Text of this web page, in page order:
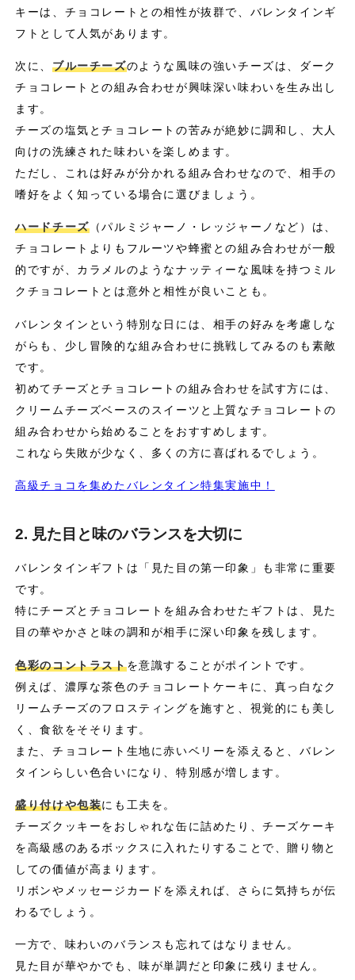
キーは、チョコレートとの相性が抜群で、バレンタインギ
フトとして人気があります。
次に、 ブルーチーズのような風味の強いチーズは、ダーク
チョコレートとの組み合わせが興味深い味わいを生み出し
ます。
チーズの塩気とチョコレートの苦みが絶妙に調和し、大人
向けの洗練された味わいを楽しめます。
ただし、これは好みが分かれる組み合わせなので、相手の
嗜好をよく知っている場合に選びましょう。
ハードチーズ（パルミジャーノ・レッジャーノなど）は、
チョコレートよりもフルーツや蜂蜜との組み合わせが一般
的ですが、カラメルのようなナッティーな風味を持つミル
クチョコレートとは意外と相性が良いことも。
バレンタインという特別な日には、相手の好みを考慮しな
がらも、少し冒険的な組み合わせに挑戦してみるのも素敵
です。
初めてチーズとチョコレートの組み合わせを試す方には、
クリームチーズベースのスイーツと上質なチョコレートの
組み合わせから始めることをおすすめします。
これなら失敗が少なく、多くの方に喜ばれるでしょう。
高級チョコを集めたバレンタイン特集実施中！
2. 見た目と味のバランスを大切に
バレンタインギフトは「見た目の第一印象」も非常に重要
です。
特にチーズとチョコレートを組み合わせたギフトは、見た
目の華やかさと味の調和が相手に深い印象を残します。
色彩のコントラストを意識することがポイントです。
例えば、濃厚な茶色のチョコレートケーキに、真っ白なク
リームチーズのフロスティングを施すと、視覚的にも美し
く、食欲をそそります。
また、チョコレート生地に赤いベリーを添えると、バレン
タインらしい色合いになり、特別感が増します。
盛り付けや包装にも工夫を。
チーズクッキーをおしゃれな缶に詰めたり、チーズケーキ
を高級感のあるボックスに入れたりすることで、贈り物と
しての価値が高まります。
リボンやメッセージカードを添えれば、さらに気持ちが伝
わるでしょう。
一方で、味わいのバランスも忘れてはなりません。
見た目が華やかでも、味が単調だと印象に残りません。